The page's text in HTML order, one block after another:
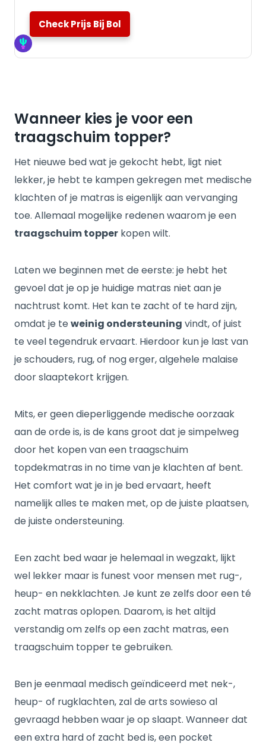
Check Prijs Bij Bol
Wanneer kies je voor een
traagschuim topper?
Het nieuwe bed wat je gekocht hebt, ligt niet
lekker, je hebt te kampen gekregen met medische
klachten of je matras is eigenlijk aan vervanging
toe. Allemaal mogelijke redenen waarom je een
traagschuim topper kopen wilt.
Laten we beginnen met de eerste: je hebt het
gevoel dat je op je huidige matras niet aan je
nachtrust komt. Het kan te zacht of te hard zijn,
omdat je teweinig ondersteuning vindt, of juist
te veel tegendruk ervaart. Hierdoor kun je last van
je schouders, rug, of nog erger, algehele malaise
door slaaptekort krijgen.
Mits, er geen dieperliggende medische oorzaak
aan de orde is, is de kans groot dat je simpelweg
door het kopen van een traagschuim
topdekmatras in no time van je klachten af bent.
Het comfort wat je in je bed ervaart, heeft
namelijk alles te maken met, op de juiste plaatsen,
de juiste ondersteuning.
Een zacht bed waar je helemaal in wegzakt, lijkt
wel lekker maar is funest voor mensen met rug-,
heup- en nekklachten. Je kunt ze zelfs door een té
zacht matras oplopen. Daarom, is het altijd
verstandig om zelfs op een zacht matras, een
traagschuim topper te gebruiken.
Ben je eenmaal medisch geïndiceerd met nek-,
heup- of rugklachten, zal de arts sowieso al
gevraagd hebben waar je op slaapt. Wanneer dat
een extra hard of zacht bed is, een pocket